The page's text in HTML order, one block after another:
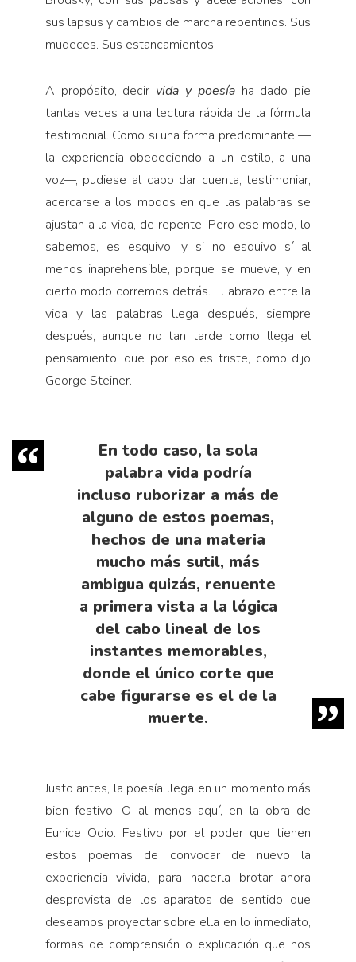
sus lapsus y cambios de marcha repentinos. Sus
mudeces. Sus estancamientos.
A propósito, decir vida y poesíaha dado pie
tantas veces a una lectura rápida de la fórmula
testimonial. Como si una forma predominante —
la experiencia obedeciendo a un estilo, a una
voz—, pudiese al cabo dar cuenta, testimoniar,
acercarse a los modos en que las palabras se
ajustan a la vida, de repente. Pero ese modo, lo
sabemos, es esquivo, y si no esquivo sí al
menos inaprehensible, porque se mueve, y en
cierto modo corremos detrás. El abrazo entre la
vida y las palabras llega después, siempre
después, aunque no tan tarde como llega el
pensamiento, que por eso es triste, como dijo
George Steiner.
En todo caso, la sola
palabra vida podría
incluso ruborizar a más de
alguno de estos poemas,
hechos de una materia
mucho más sutil, más
ambigua quizás, renuente
a primera vista a la lógica
del cabo lineal de los
instantes memorables,
donde el único corte que
cabe figurarse es el de la
muerte.
Justo antes, la poesía llega en un momento más
bien festivo. O al menos aquí, en la obra de
Eunice Odio. Festivo por el poder que tienen
estos poemas de convocar de nuevo la
experiencia vivida, para hacerla brotar ahora
desprovista de los aparatos de sentido que
deseamos proyectar sobre ella en lo inmediato,
formas de comprensión o explicación que nos